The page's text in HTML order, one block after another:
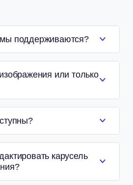
поддерживаются?
или только
карусель